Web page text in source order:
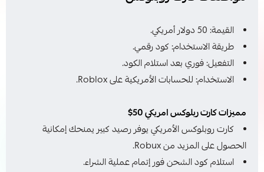
القيمة: 50 دولار أمريكي.
طريقة الاستخدام: كود رقمي.
التفعيل: فوري بعد استلام الكود.
الاستخدام: للحسابات الأمريكية على Roblox.
مميزات كارت ربلوكس امريكي 50$
كارت روبلوكس الأمريكي يوفر رصيد كبير يمنحك إمكانية
الحصول على المزيد من Robux.
استلام كود الشحن فور إتمام عملية الشراء.